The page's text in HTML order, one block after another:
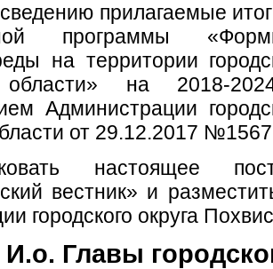
прилагаемые
программы
на территории
на 2018-
Администрации
от 29.12.2017
настоящее
вестник» и
городского округа
И.о. Главы